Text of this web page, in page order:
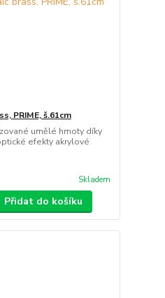
PRIME, š.61cm
umělé hmoty díky
efekty akrylové
Skladem
Přidat do košíku